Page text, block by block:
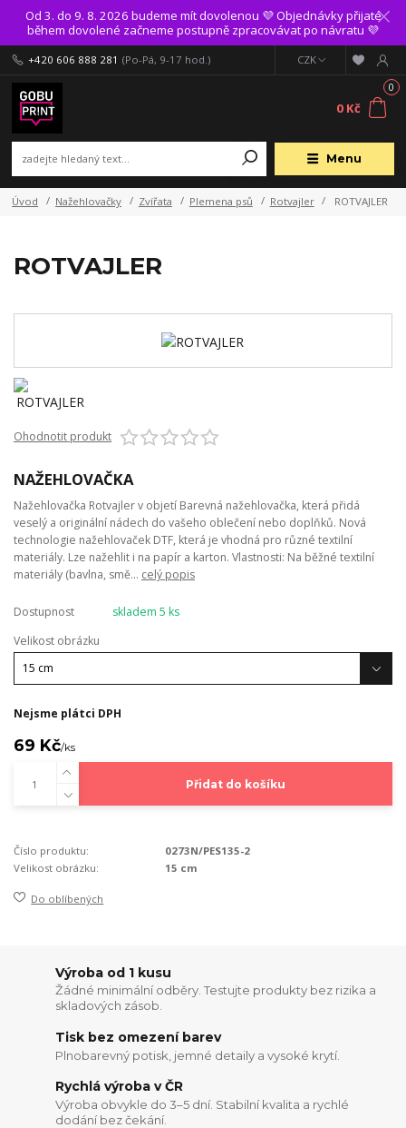
Od 3. do 9. 8. 2026 budeme mít dovolenou 💜 Objednávky přijaté
během dovolené začneme postupně zpracovávat po návratu 💜
Menu
CZK
+420 606 888 281 (Po-Pá, 9-17 hod.)
0
0 Kč
Úvod Nažehlovačky Zvířata Plemena psů Rotvajler ROTVAJLER
ROTVAJLER
Ohodnotit produkt
NAŽEHLOVAČKA
Nažehlovačka Rotvajler v objetí Barevná nažehlovačka, která přidá
veselý a originální nádech do vašeho oblečení nebo doplňků. Nová
technologie nažehlovaček DTF, která je vhodná pro různé textilní
materiály. Lze nažehlit i na papír a karton. Vlastnosti: Na běžné textilní
materiály (bavlna, smě... celý popis
Dostupnost
skladem 5 ks
Velikost obrázku
Nejsme plátci DPH
69 Kč/ks
Přidat do košíku
Číslo produktu:
0273N/PES135-2
Velikost obrázku:
15 cm
Do oblíbených
Výroba od 1 kusu
Žádné minimální odběry. Testujte produkty bez rizika a
skladových zásob.
Tisk bez omezení barev
Plnobarevný potisk, jemné detaily a vysoké krytí.
Rychlá výroba v ČR
Výroba obvykle do 3–5 dní. Stabilní kvalita a rychlé
dodání bez čekání.